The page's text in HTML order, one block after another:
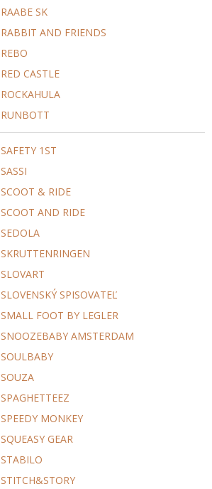
RAABE SK
RABBIT AND FRIENDS
REBO
RED CASTLE
ROCKAHULA
RUNBOTT
SAFETY 1ST
SASSI
SCOOT & RIDE
SCOOT AND RIDE
SEDOLA
SKRUTTENRINGEN
SLOVART
SLOVENSKÝ SPISOVATEĽ
SMALL FOOT BY LEGLER
SNOOZEBABY AMSTERDAM
SOULBABY
SOUZA
SPAGHETTEEZ
SPEEDY MONKEY
SQUEASY GEAR
STABILO
STITCH&STORY